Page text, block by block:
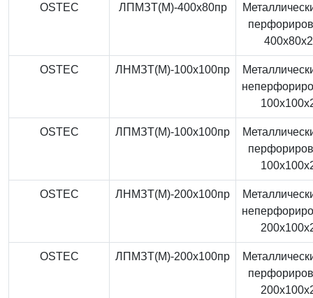
OSTEC ЛПМЗТ(М)-400x80пр
OSTEC ЛНМЗТ(М)-100x100пр
OSTEC ЛПМЗТ(М)-100x100пр
OSTEC ЛНМЗТ(М)-200x100пр
OSTEC ЛПМЗТ(М)-200x100пр